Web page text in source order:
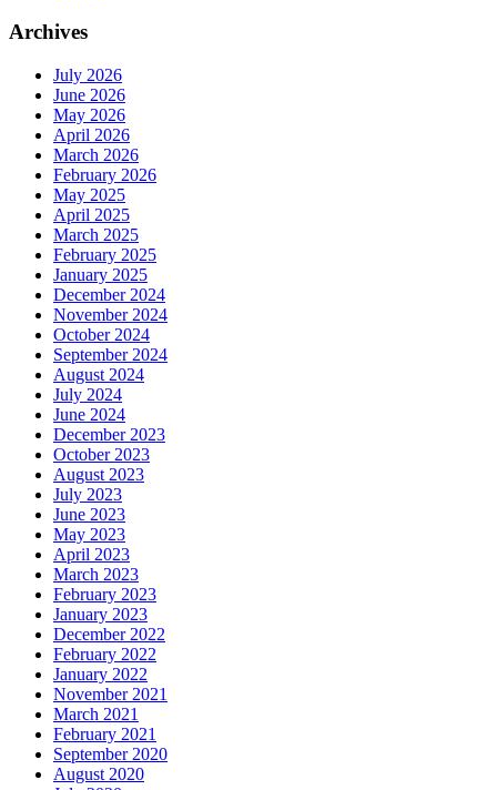
Archives
July 2026
June 2026
May 2026
April 2026
March 2026
February 2026
May 2025
April 2025
March 2025
February 2025
January 2025
December 2024
November 2024
October 2024
September 2024
August 2024
July 2024
June 2024
December 2023
October 2023
August 2023
July 2023
June 2023
May 2023
April 2023
March 2023
February 2023
January 2023
December 2022
February 2022
January 2022
November 2021
March 2021
February 2021
September 2020
August 2020